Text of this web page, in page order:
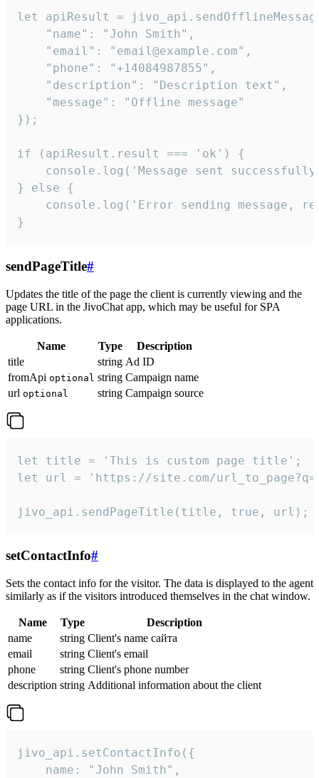
let apiResult =
    "name": "John Smith",
    "email": "email@example.com",
    "phone": "+14084987855",
    "description": "Description text",
    "message": "Offline message"
});
if (apiResult.result === 'ok') {
console.log('Message sent
} else {
console.log('Error sending message,
}
sendPageTitle#
Updates the title of the page the client is currently viewing and the
page URL in the JivoChat app, which may be useful for SPA
applications.
Name Type
Description
title
string Ad ID
fromApi optional string Campaign name
url optional string Campaign source
let title = 'This is custom page title';
let url = 'https://site.com/
jivo_api.sendPageTitle(title, true, url);
setContactInfo#
Sets the contact info for the visitor. The data is displayed to the agent
similarly as if the visitors introduced themselves in the chat window.
Name Type
Description
name
string Client's name сайта
email
string Client's email
phone
string Client's phone number
description string Additional information about the client
jivo_api.setContactInfo({
    name: "John Smith",